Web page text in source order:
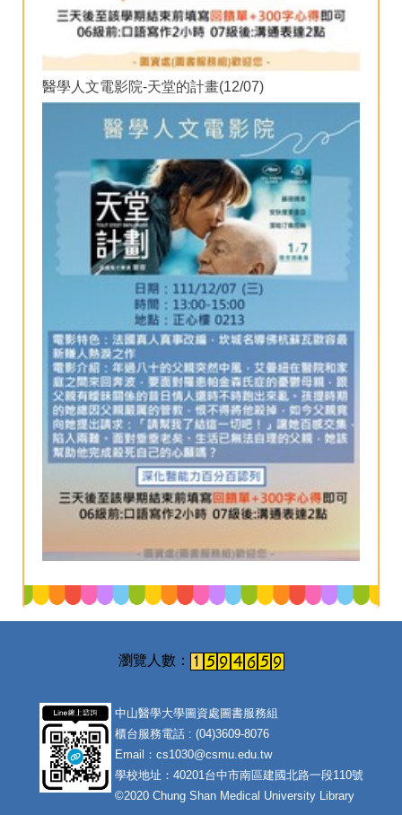
醫學人文電影院-天堂的計畫(12/07)
中山醫學大學圖資處圖書服務組
櫃台服務電話 : (04)3609-8076
Email：cs1030@csmu.edu.tw
學校地址：40201台中市南區建國北路一段110號
©2020 Chung Shan Medical University Library